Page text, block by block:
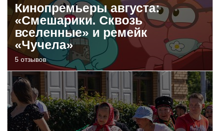
Кинопремьеры августа:
«Смешарики. Сквозь
вселенные» и ремейк
«Чучела»
5 отзывов